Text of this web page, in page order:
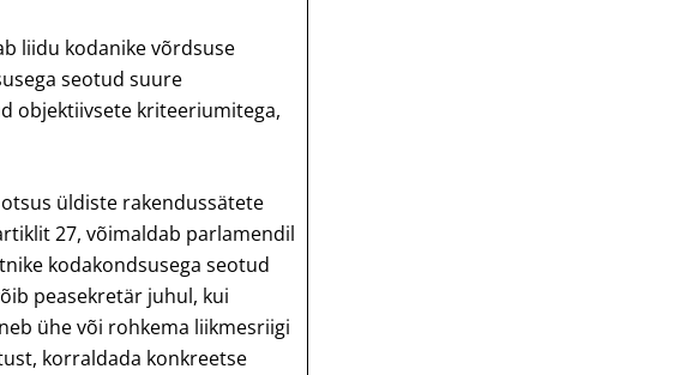
liidu kodanike võrdsuse
seotud suure
objektiivsete kriteeriumitega,
üldiste rakendussätete
27, võimaldab parlamendil
kodakondsusega seotud
peasekretär juhul, kui
ühe või rohkema liikmesriigi
korraldada konkreetse